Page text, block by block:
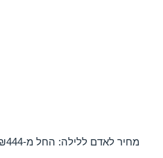
מחיר לאדם ללילה: החל מ-₪444